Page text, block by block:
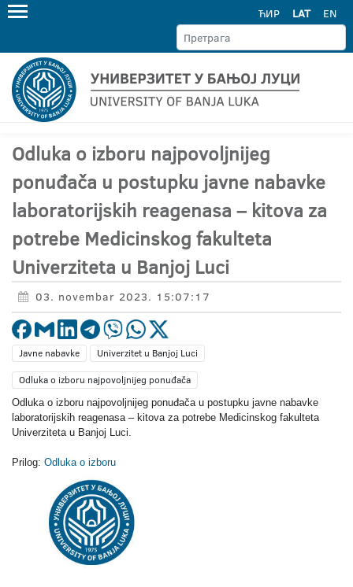
ЋИР LAT EN
Odluka o izboru najpovoljnijeg
ponuđača u postupku javne nabavke
laboratorijskih reagenasa – kitova za
potrebe Medicinskog fakulteta
Univerziteta u Banjoj Luci
03. novembar 2023. 15:07:17
Javne nabavke
Univerzitet u Banjoj Luci
Odluka o izboru najpovoljnijeg ponuđača
Odluka o izboru najpovoljnijeg ponuđača u postupku javne nabavke
laboratorijskih reagenasa – kitova za potrebe Medicinskog fakulteta
Univerziteta u Banjoj Luci.
Prilog: Odluka o izboru